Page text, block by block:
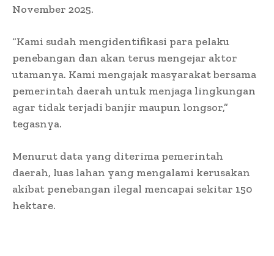
November 2025.
“Kami sudah mengidentifikasi para pelaku
penebangan dan akan terus mengejar aktor
utamanya. Kami mengajak masyarakat bersama
pemerintah daerah untuk menjaga lingkungan
agar tidak terjadi banjir maupun longsor,”
tegasnya.
Menurut data yang diterima pemerintah
daerah, luas lahan yang mengalami kerusakan
akibat penebangan ilegal mencapai sekitar 150
hektare.